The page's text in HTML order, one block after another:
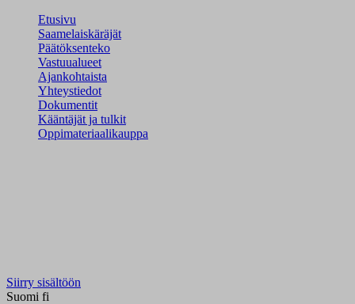
Etusivu
Saamelaiskäräjät
Päätöksenteko
Vastuualueet
Ajankohtaista
Yhteystiedot
Dokumentit
Kääntäjät ja tulkit
Oppimateriaalikauppa
Siirry sisältöön
Suomi fi